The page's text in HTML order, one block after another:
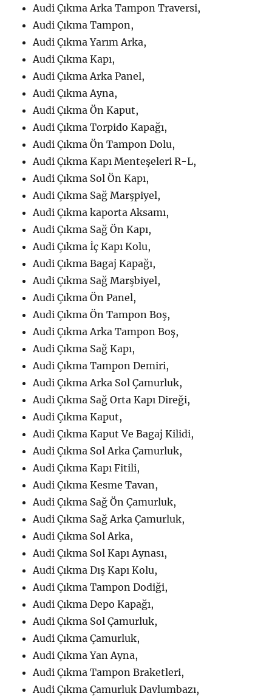
Audi Çıkma Arka Tampon Traversi,
Audi Çıkma Tampon,
Audi Çıkma Yarım Arka,
Audi Çıkma Kapı,
Audi Çıkma Arka Panel,
Audi Çıkma Ayna,
Audi Çıkma Ön Kaput,
Audi Çıkma Torpido Kapağı,
Audi Çıkma Ön Tampon Dolu,
Audi Çıkma Kapı Menteşeleri R-L,
Audi Çıkma Sol Ön Kapı,
Audi Çıkma Sağ Marşpiyel,
Audi Çıkma kaporta Aksamı,
Audi Çıkma Sağ Ön Kapı,
Audi Çıkma İç Kapı Kolu,
Audi Çıkma Bagaj Kapağı,
Audi Çıkma Sağ Marşbiyel,
Audi Çıkma Ön Panel,
Audi Çıkma Ön Tampon Boş,
Audi Çıkma Arka Tampon Boş,
Audi Çıkma Sağ Kapı,
Audi Çıkma Tampon Demiri,
Audi Çıkma Arka Sol Çamurluk,
Audi Çıkma Sağ Orta Kapı Direği,
Audi Çıkma Kaput,
Audi Çıkma Kaput Ve Bagaj Kilidi,
Audi Çıkma Sol Arka Çamurluk,
Audi Çıkma Kapı Fitili,
Audi Çıkma Kesme Tavan,
Audi Çıkma Sağ Ön Çamurluk,
Audi Çıkma Sağ Arka Çamurluk,
Audi Çıkma Sol Arka,
Audi Çıkma Sol Kapı Aynası,
Audi Çıkma Dış Kapı Kolu,
Audi Çıkma Tampon Dodiği,
Audi Çıkma Depo Kapağı,
Audi Çıkma Sol Çamurluk,
Audi Çıkma Çamurluk,
Audi Çıkma Yan Ayna,
Audi Çıkma Tampon Braketleri,
Audi Çıkma Çamurluk Davlumbazı,